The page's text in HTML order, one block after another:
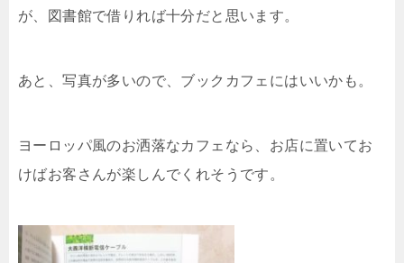
が、図書館で借りれば十分だと思います。
あと、写真が多いので、ブックカフェにはいいかも。
ヨーロッパ風のお洒落なカフェなら、お店に置いてお
けばお客さんが楽しんでくれそうです。